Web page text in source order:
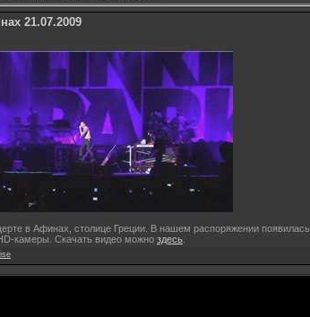
21.07.2009
в Афинах, столице Греции. В нашем распоряжении появилась
камеры. Скачать видео можно здесь